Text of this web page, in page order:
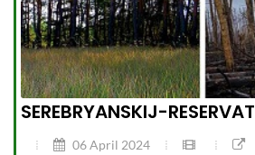
SEREBRYANSKIJ-RESERVAT
06 April 2024